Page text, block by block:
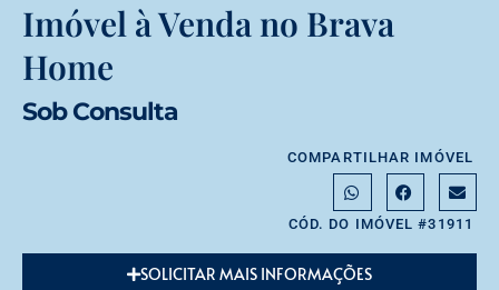
Imóvel à Venda no Brava
Home
Sob Consulta
COMPARTILHAR IMÓVEL
CÓD. DO IMÓVEL #31911
SOLICITAR MAIS INFORMAÇÕES